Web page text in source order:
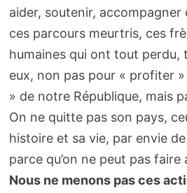
aider, soutenir, accompagner
ces parcours meurtris, ces
humaines qui ont tout perdu,
eux, non pas pour « profiter
» de notre République, mais
On ne quitte pas son pays,
histoire et sa vie, par envie
parce qu’on ne peut pas faire
Nous ne menons pas ces